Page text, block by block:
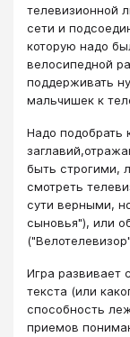
телевизионной
сети и
которую надо
велосипедной
поддерживать
мальчишек к
Надо подобрать
быть строгими,
смотреть
сути верными,
сыновья"), или
Игра развивает
текста (или
способность
приемов